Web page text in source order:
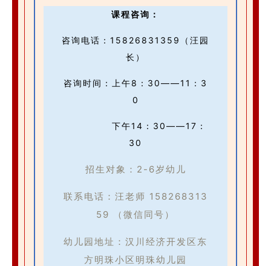
课程咨询：
咨询电话：15826831359（汪园
长）
咨询时间：上午8：30——11：3
0
下午14：30——17：
30
招生对象： 2-6岁幼儿
联系电话：汪老师 158268313
59 （微信同号）
幼儿园地址：汉川经济开发区东
方明珠小区明珠幼儿园